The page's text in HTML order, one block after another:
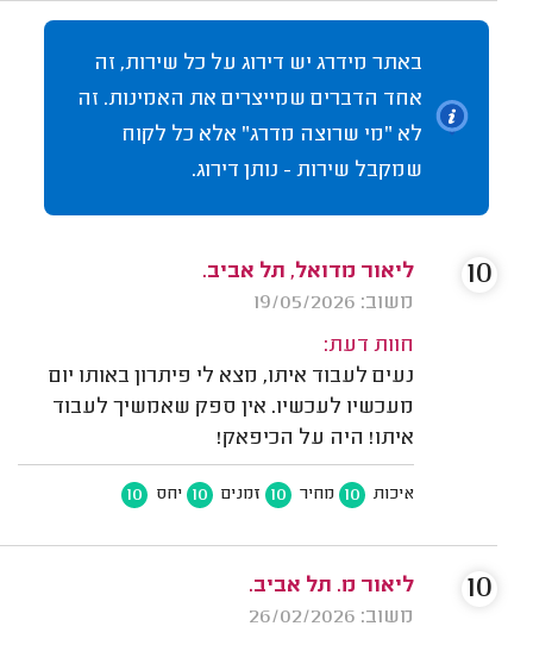
באתר מידרג יש דירוג על כל שירות, זה
אחד הדברים שמייצרים את האמינות. זה
לא "מי שרוצה מדרג" אלא כל לקוח
שמקבל שירות - נותן דירוג.
ליאור מדואל, תל אביב.
משוב: 19/05/2026
חוות דעת:
נעים לעבוד איתו, מצא לי פיתרון באותו יום
מעכשיו לעכשיו. אין ספק שאמשיך לעבוד
איתו! היה על הכיפאק!
איכות 10 מחיר 10 זמנים 10 יחס 10
10
ליאור מ. תל אביב.
משוב: 26/02/2026
10